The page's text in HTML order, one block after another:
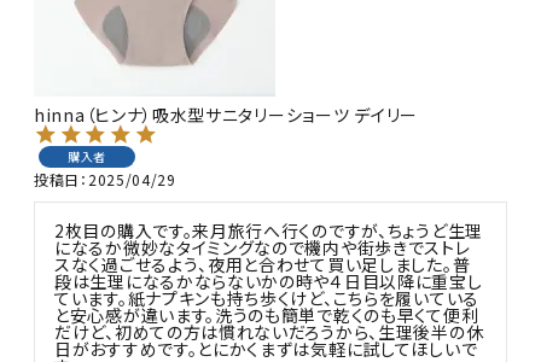
hinna（ヒンナ）吸水型サニタリーショーツ デイリー
購入者
投稿日 2025/04/29
2枚目の購入です。来月旅行へ行くのですが、ちょうど生理
になるか微妙なタイミングなので機内や街歩きでストレ
スなく過ごせるよう、夜用と合わせて買い足しました。普
段は生理になるかならないかの時や４日目以降に重宝し
ています。紙ナプキンも持ち歩くけど、こちらを履いている
と安心感が違います。洗うのも簡単で乾くのも早くて便利
だけど、初めての方は慣れないだろうから、生理後半の休
日がおすすめです。とにかくまずは気軽に試してほしいで